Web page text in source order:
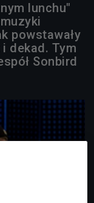
lunchu"
powstawały
dekad. Tym
Sonbird